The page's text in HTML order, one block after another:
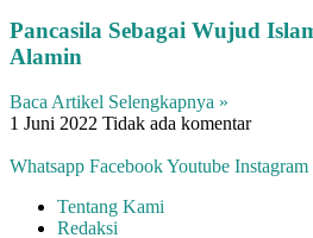
Pancasila Sebagai Wujud
Alamin
Baca Artikel Selengkapnya »
1 Juni 2022 Tidak ada komentar
Whatsapp FacebookYoutube Instagram
Tentang Kami
Redaksi